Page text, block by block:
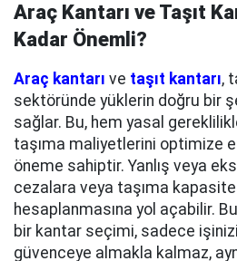
Araç Kantarı ve Taşıt
Kadar Önemli?
Araç kantarı ve taşıt kantarı,
sektöründe yüklerin doğru bir
sağlar. Bu, hem yasal
taşıma maliyetlerini optimize
öneme sahiptir. Yanlış veya
cezalara veya taşıma
hesaplanmasına yol açabilir.
bir kantar seçimi, sadece
güvenceye almakla kalmaz,